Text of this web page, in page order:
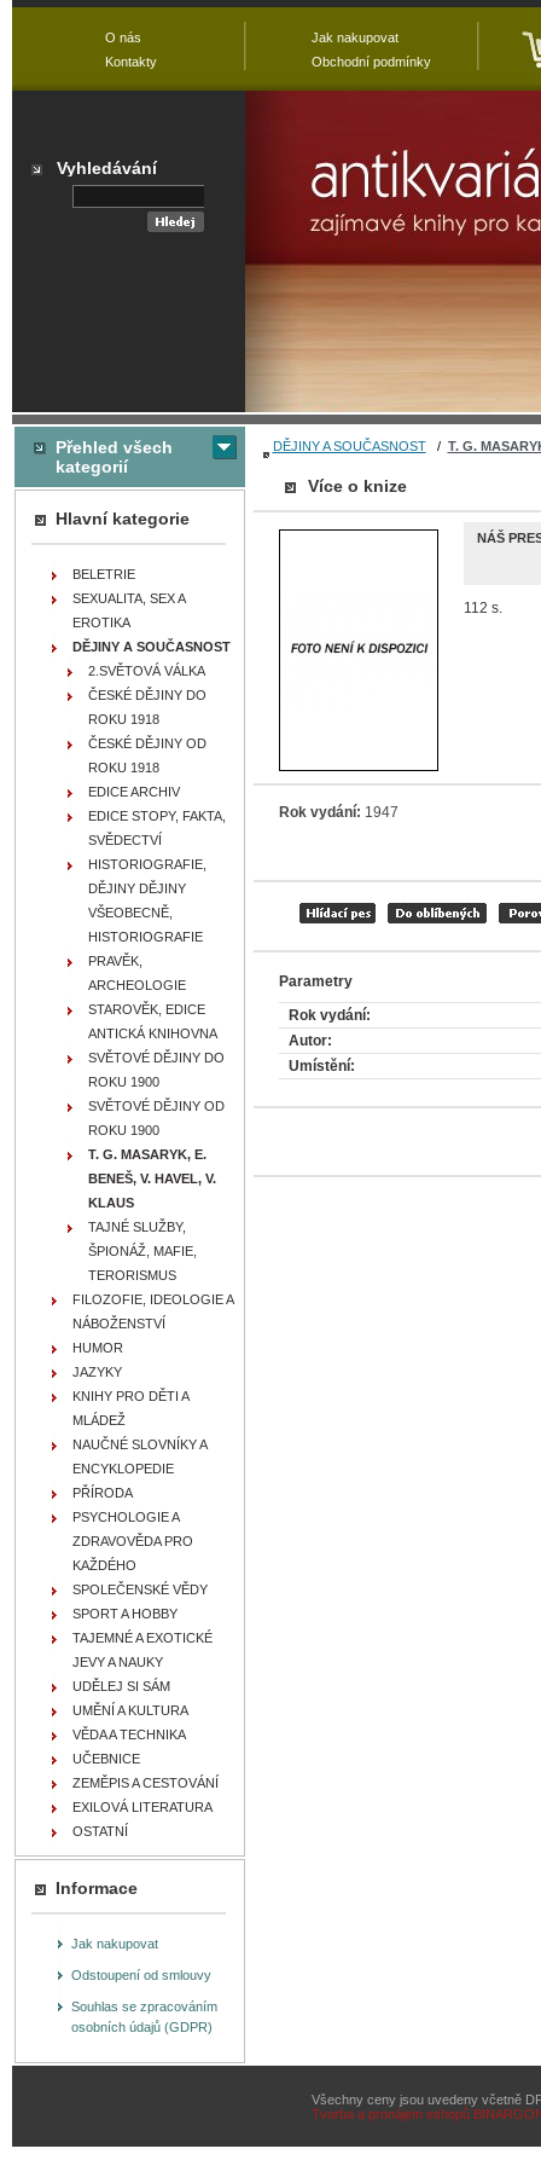
DĚJINY A SOUČASNOST/ T. G.
Více o knize
NÁŠ
112 s.
Rok vydání: 1947
Parametry
Rok vydání:
Autor:
Umístění:
Přehled všech
kategorií
Hlavní kategorie
BELETRIE
SEXUALITA, SEX A
EROTIKA
DĚJINY A SOUČASNOST
2.SVĚTOVÁ VÁLKA
ČESKÉ DĚJINY DO
ROKU 1918
ČESKÉ DĚJINY OD
ROKU 1918
EDICE ARCHIV
EDICE STOPY, FAKTA,
SVĚDECTVÍ
HISTORIOGRAFIE,
DĚJINY DĚJINY
VŠEOBECNĚ,
HISTORIOGRAFIE
PRAVĚK,
ARCHEOLOGIE
STAROVĚK, EDICE
ANTICKÁ KNIHOVNA
SVĚTOVÉ DĚJINY DO
ROKU 1900
SVĚTOVÉ DĚJINY OD
ROKU 1900
T. G. MASARYK, E.
BENEŠ, V. HAVEL, V.
KLAUS
TAJNÉ SLUŽBY,
ŠPIONÁŽ, MAFIE,
TERORISMUS
FILOZOFIE, IDEOLOGIE A
NÁBOŽENSTVÍ
HUMOR
JAZYKY
KNIHY PRO DĚTI A
MLÁDEŽ
NAUČNÉ SLOVNÍKY A
ENCYKLOPEDIE
PŘÍRODA
PSYCHOLOGIE A
ZDRAVOVĚDA PRO
KAŽDÉHO
SPOLEČENSKÉ VĚDY
SPORT A HOBBY
TAJEMNÉ A EXOTICKÉ
JEVY A NAUKY
UDĚLEJ SI SÁM
UMĚNÍ A KULTURA
VĚDA A TECHNIKA
UČEBNICE
ZEMĚPIS A CESTOVÁNÍ
EXILOVÁ LITERATURA
OSTATNÍ
Informace
Jak nakupovat
Odstoupení od smlouvy
Souhlas se zpracováním
osobních údajů (GDPR)
Všechny ceny jsou uvedeny včetně
Tvorba a pronájem eshopů
O nás
Kontakty
Jak nakupovat
Obchodní podmínky
Vyhledávání